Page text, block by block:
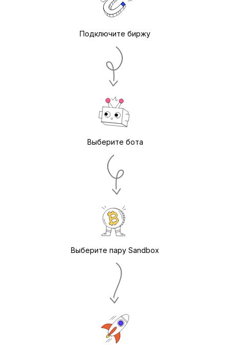
Подключите биржу
Выберите бота
Выберите пару Sandbox